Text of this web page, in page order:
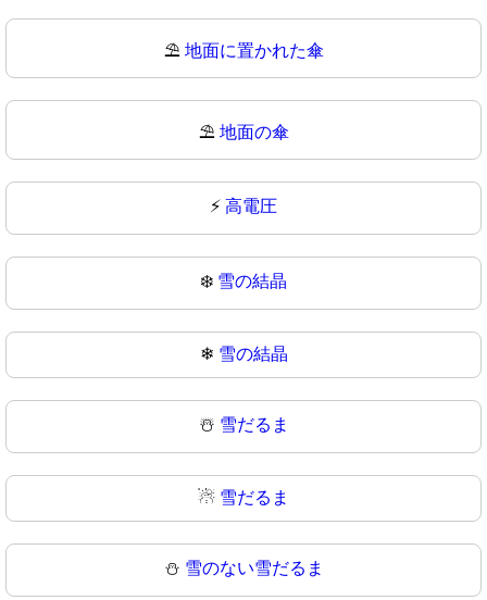
⛱️ 地面に置かれた傘
⛱ 地面の傘
⚡ 高電圧
❄️ 雪の結晶
❄ 雪の結晶
☃️ 雪だるま
☃ 雪だるま
⛄ 雪のない雪だるま